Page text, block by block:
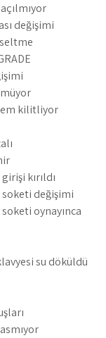
değişimi
kilitliyor
kırıldı
değişimi
oynayınca
su döküldü